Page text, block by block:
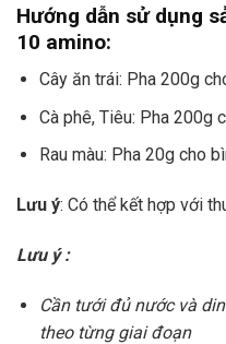
Hướng dẫn sử dụng
10 amino:
Cây ăn trái: Pha 200g
Cà phê, Tiêu: Pha 200g
Rau màu: Pha 20g cho
Lưu ý: Có thể kết hợp với
Lưu ý :
Cần tưới đủ nước và
theo từng giai đoạn